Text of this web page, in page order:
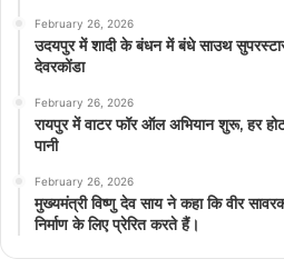
February 26, 2026
उदयपुर में शादी के बंधन में बंधे साउथ
देवरकोंडा
February 26, 2026
रायपुर में वाटर फॉर ऑल अभियान शुरू, हर
पानी
February 26, 2026
मुख्यमंत्री विष्णु देव साय ने कहा कि वीर
निर्माण के लिए प्रेरित करते हैं।